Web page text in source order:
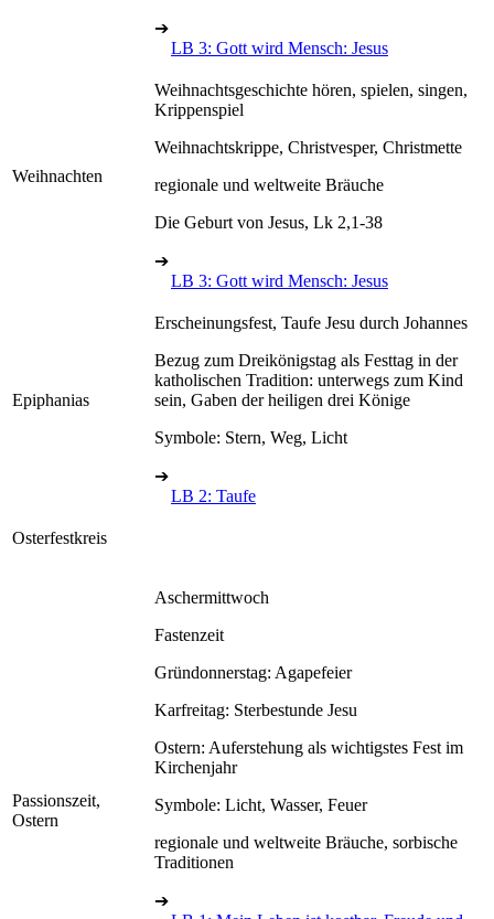
➔
LB 3: Gott wird Mensch: Jesus
Weihnachten
Weihnachtsgeschichte hören, spielen, singen,
Krippenspiel
Weihnachtskrippe, Christvesper, Christmette
regionale und weltweite Bräuche
Die Geburt von Jesus, Lk 2,1-38
➔
LB 3: Gott wird Mensch: Jesus
Epiphanias
Erscheinungsfest, Taufe Jesu durch Johannes
Bezug zum Dreikönigstag als Festtag in der
katholischen Tradition: unterwegs zum Kind
sein, Gaben der heiligen drei Könige
Symbole: Stern, Weg, Licht
➔
LB 2: Taufe
Osterfestkreis
Passionszeit,
Ostern
Aschermittwoch
Fastenzeit
Gründonnerstag: Agapefeier
Karfreitag: Sterbestunde Jesu
Ostern: Auferstehung als wichtigstes Fest im
Kirchenjahr
Symbole: Licht, Wasser, Feuer
regionale und weltweite Bräuche, sorbische
Traditionen
➔